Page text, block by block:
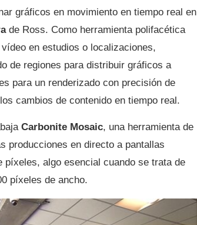
gráficos en movimiento en tiempo real en
de Ross. Como herramienta polifacética
en estudios o localizaciones,
de regiones para distribuir gráficos a
para un renderizado con precisión de
cambios de contenido en tiempo real.
Carbonite Mosaic, una herramienta de
producciones en directo a pantallas
algo esencial cuando se trata de
píxeles de ancho.